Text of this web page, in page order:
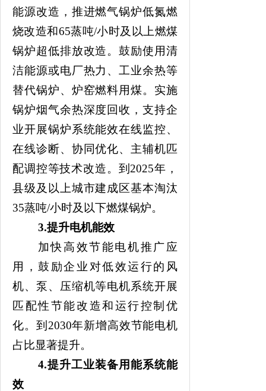
能源改造，推进燃气锅炉低氮燃
烧改造和65蒸吨/小时及以上燃煤
锅炉超低排放改造。鼓励使用清
洁能源或电厂热力、工业余热等
替代锅炉、炉窑燃料用煤。实施
锅炉烟气余热深度回收，支持企
业开展锅炉系统能效在线监控、
在线诊断、协同优化、主辅机匹
配调控等技术改造。到2025年，
县级及以上城市建成区基本淘汰
35蒸吨/小时及以下燃煤锅炉。
3.提升电机能效
加快高效节能电机推广应
用
，鼓励企业对低效运行的风
机、泵、压缩机等电机系统开展
匹配性节能改造和运行控制优
化。到 2030年新增高效节能电机
占比显著提升。
4.提升工业装备用能系统能
效